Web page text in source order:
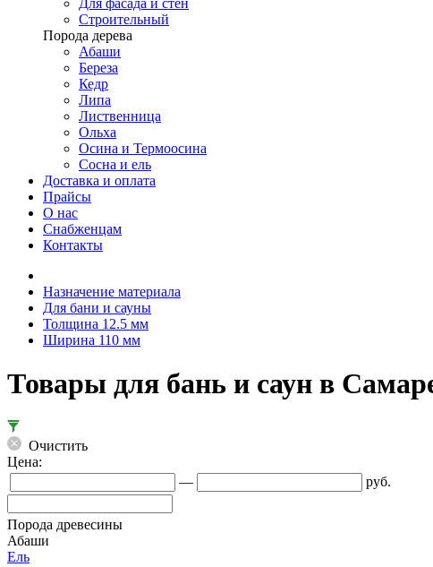
Для фасада и стен
Строительный
Порода дерева
Абаши
Береза
Кедр
Липа
Лиственница
Ольха
Осина и Термоосина
Сосна и ель
Доставка и оплата
Прайсы
О нас
Снабженцам
Контакты
Назначение материала
Для бани и сауны
Толщина 12.5 мм
Ширина 110 мм
Товары для бань и саун в
Очистить
Цена:
—
руб.
Порода древесины
Абаши
Ель